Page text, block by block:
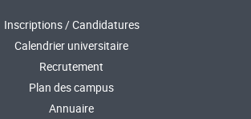
Inscriptions / Candidatures
Calendrier universitaire
Recrutement
Plan des campus
Annuaire